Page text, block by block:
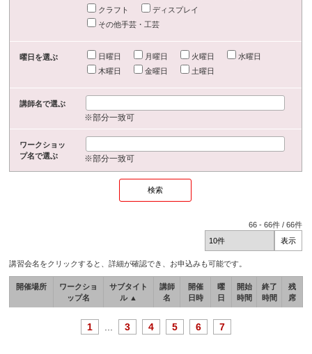
クラフト
ディスプレイ
その他手芸・工芸
曜日を選ぶ 日曜日 月曜日 火曜日
水曜日
木曜日
金曜日 土曜日
講師名で選ぶ
※部分一致可
ワークショッ
プ名で選ぶ
※部分一致可
66 -66件 /66件
講習会名をクリックすると、詳細が確認でき、お申込みも可能です。
開催場所
ワークショ
ップ名
サブタイト
ル ▲
講師
名
開催
日時
曜
日
開始
時間
終了
時間
残
席
1 3 4 5 6 7